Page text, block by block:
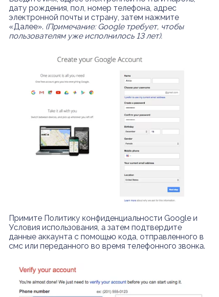
дату рождения, пол, номер телефона, адрес
электронной почты и страну, затем нажмите
«Далее». (Примечание: Google требует, чтобы
пользователям уже исполнилось 13 лет).
Примите Политику конфиденциальности Google и
Условия использования, а затем подтвердите
данные аккаунта с помощью кода, отправленного в
смс или переданного во время телефонного звонка.